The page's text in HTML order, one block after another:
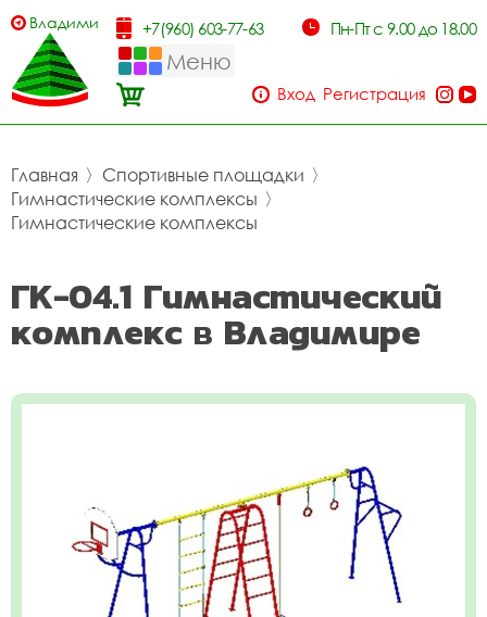
Владимир +7(960) 603-77-63 Пн-Пт с 9.00 до 18.00
Меню
Вход Регистрация
Главная 〉 Спортивные площадки 〉
Гимнастические комплексы 〉
Гимнастические комплексы
ГК-04.1 Гимнастический
комплекс в Владимире